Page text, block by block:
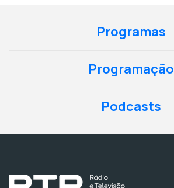
Programas
Programação
Podcasts